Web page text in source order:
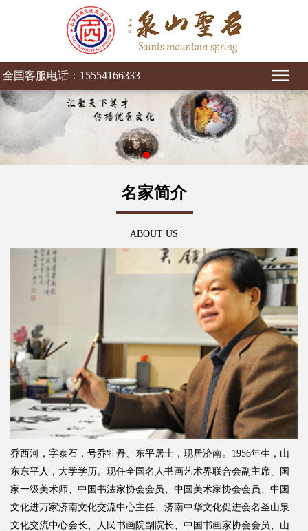
全国客服电话：15554166333
名家简介
ABOUT US
乔西河，字泰石，号乔牡丹、东平居士，现居济南。1956年生，山
东东平人，大学学历。现任全国名人书画艺术界联合会副主席、国
家一级美术师、中国书法家协会会员、中国美术家协会会员、中国
文化进万家济南文化交流中心主任、济南中华文化促进会名圣山泉
文化交流中心会长、人民书画院副院长、中国书画家协会会员、山